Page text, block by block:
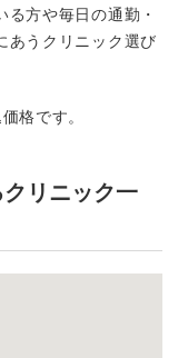
方や毎日の通勤・
あうクリニック選び
格です。
リニック一